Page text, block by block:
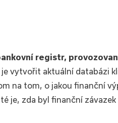
registr,
vytvořit aktuální databázi
na tom, o jakou finanční
je, zda byl finanční